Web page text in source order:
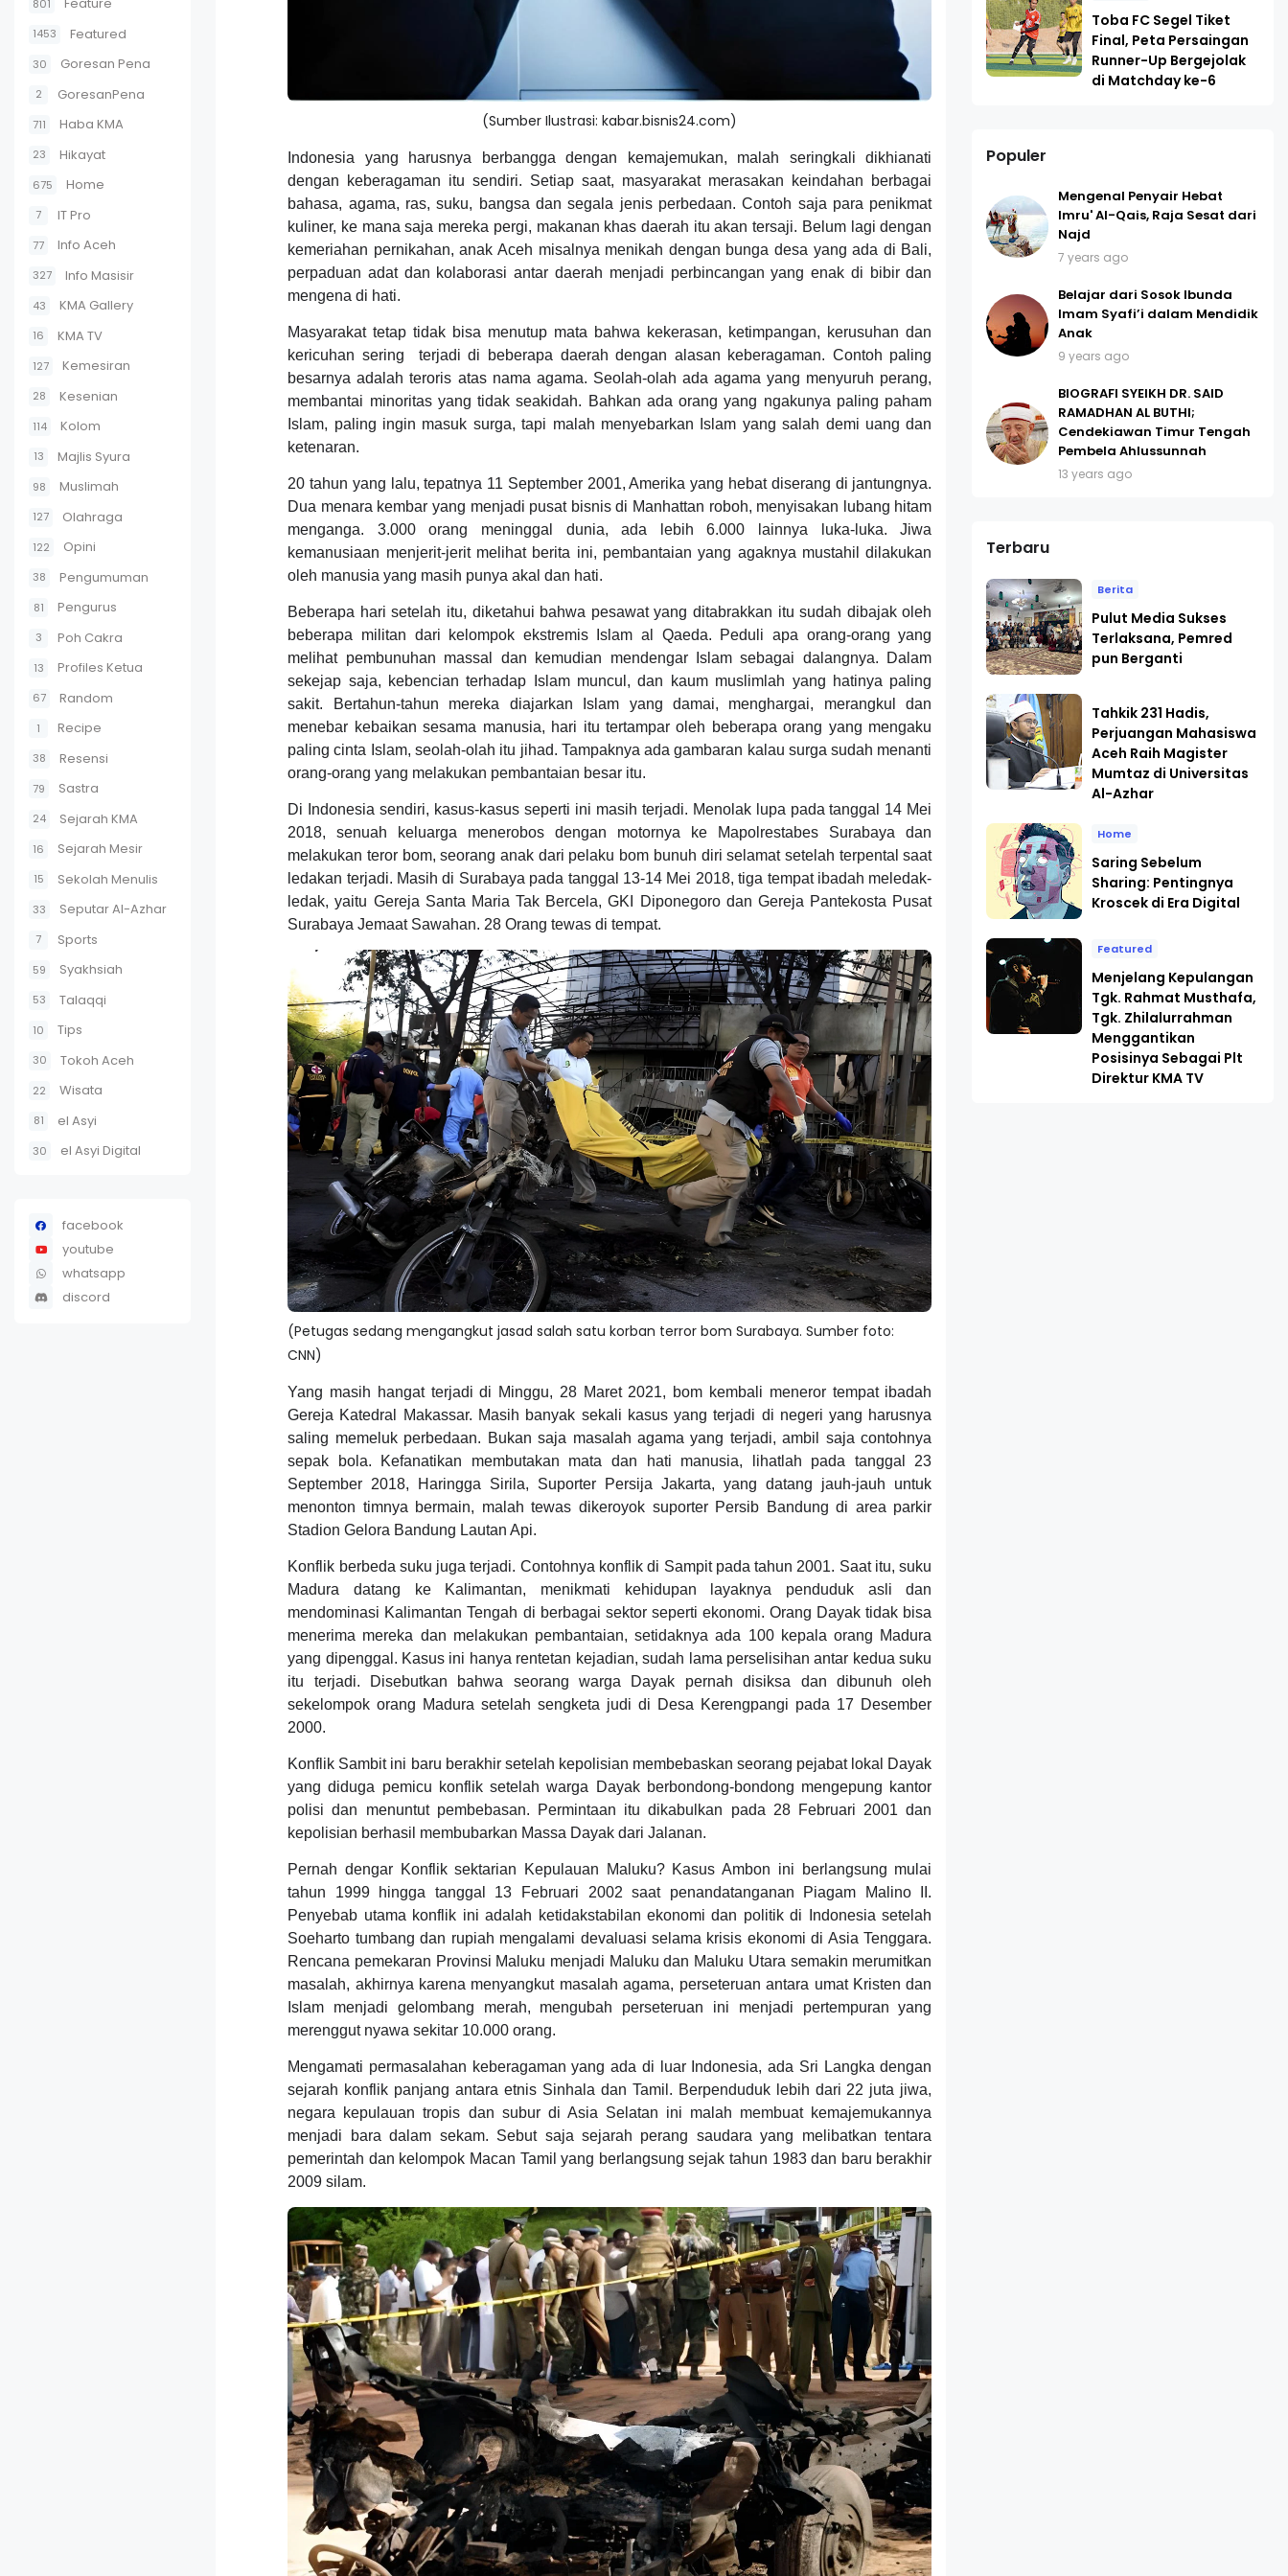
801
1453 Featured
30 Goresan Pena
2 GoresanPena
711 Haba KMA
23 Hikayat
675 Home
7 IT Pro
77 Info Aceh
327 Info Masisir
43 KMA Gallery
16 KMA TV
127 Kemesiran
28 Kesenian
114 Kolom
13 Majlis Syura
98 Muslimah
127 Olahraga
122 Opini
38 Pengumuman
81 Pengurus
3 Poh Cakra
13 Profiles Ketua
67 Random
1 Recipe
38 Resensi
79 Sastra
24 Sejarah KMA
16 Sejarah Mesir
15 Sekolah Menulis
33 Seputar Al-Azhar
7 Sports
59 Syakhsiah
53 Talaqqi
10 Tips
30 Tokoh Aceh
22 Wisata
81 el Asyi
30 el Asyi Digital
facebook
youtube
whatsapp
discord
(Sumber Ilustrasi: kabar.bisnis24.com)
Indonesia yang harusnya berbangga dengan kemajemukan, malah seringkali dikhianati
dengan keberagaman itu sendiri. Setiap saat, masyarakat merasakan keindahan berbagai
bahasa, agama, ras, suku, bangsa dan segala jenis perbedaan. Contoh saja para penikmat
kuliner, ke mana saja mereka pergi, makanan khas daerah itu akan tersaji. Belum lagi dengan
kemeriahan pernikahan, anak Aceh misalnya menikah dengan bunga desa yang ada di Bali,
perpaduan adat dan kolaborasi antar daerah menjadi perbincangan yang enak di bibir dan
mengena di hati.
Masyarakat tetap tidak bisa menutup mata bahwa kekerasan, ketimpangan, kerusuhan dan
kericuhan sering
terjadi di beberapa daerah dengan alasan keberagaman. Contoh paling
besarnya adalah teroris atas nama agama. Seolah-olah ada agama yang menyuruh perang,
membantai minoritas yang tidak seakidah. Bahkan ada orang yang ngakunya paling paham
Islam, paling ingin masuk surga, tapi malah menyebarkan Islam yang salah demi uang dan
ketenaran.
20 tahun yang lalu, tepatnya 11 September 2001, Amerika yang hebat diserang di jantungnya.
Dua menara kembar yang menjadi pusat bisnis di Manhattan roboh, menyisakan lubang hitam
menganga. 3.000 orang meninggal dunia, ada lebih 6.000 lainnya luka-luka. Jiwa
kemanusiaan menjerit-jerit melihat berita ini, pembantaian yang agaknya mustahil dilakukan
oleh manusia yang masih punya akal dan hati.
Beberapa hari setelah itu, diketahui bahwa pesawat yang ditabrakkan itu sudah dibajak oleh
beberapa militan dari kelompok ekstremis Islam al Qaeda. Peduli apa orang-orang yang
melihat pembunuhan massal dan kemudian mendengar Islam sebagai dalangnya. Dalam
sekejap saja, kebencian terhadap Islam muncul, dan kaum muslimlah yang hatinya paling
sakit. Bertahun-tahun mereka diajarkan Islam yang damai, menghargai, merangkul dan
menebar kebaikan sesama manusia, hari itu tertampar oleh beberapa orang yang mengaku
paling cinta Islam, seolah-olah itu jihad. Tampaknya ada gambaran kalau surga sudah menanti
orang-orang yang melakukan pembantaian besar itu.
Di Indonesia sendiri, kasus-kasus seperti ini masih terjadi. Menolak lupa pada tanggal 14 Mei
2018, senuah keluarga menerobos dengan motornya ke Mapolrestabes Surabaya dan
melakukan teror bom, seorang anak dari pelaku bom bunuh diri selamat setelah terpental saat
ledakan terjadi. Masih di Surabaya pada tanggal 13-14 Mei 2018, tiga tempat ibadah meledak-
ledak, yaitu Gereja Santa Maria Tak Bercela, GKI Diponegoro dan Gereja Pantekosta Pusat
Surabaya Jemaat Sawahan. 28 Orang tewas di tempat.
(Petugas sedang mengangkut jasad salah satu korban terror bom Surabaya. Sumber foto:
CNN)
Yang masih hangat terjadi di Minggu, 28 Maret 2021, bom kembali meneror tempat ibadah
Gereja Katedral Makassar. Masih banyak sekali kasus yang terjadi di negeri yang harusnya
saling memeluk perbedaan. Bukan saja masalah agama yang terjadi, ambil saja contohnya
sepak bola. Kefanatikan membutakan mata dan hati manusia, lihatlah pada tanggal 23
September 2018, Haringga Sirila, Suporter Persija Jakarta, yang datang jauh-jauh untuk
menonton timnya bermain, malah tewas dikeroyok suporter Persib Bandung di area parkir
Stadion Gelora Bandung Lautan Api.
Konflik berbeda suku juga terjadi. Contohnya konflik di Sampit pada tahun 2001. Saat itu, suku
Madura datang ke Kalimantan, menikmati kehidupan layaknya penduduk asli dan
mendominasi Kalimantan Tengah di berbagai sektor seperti ekonomi. Orang Dayak tidak bisa
menerima mereka dan melakukan pembantaian, setidaknya ada 100 kepala orang Madura
yang dipenggal. Kasus ini hanya rentetan kejadian, sudah lama perselisihan antar kedua suku
itu terjadi. Disebutkan bahwa seorang warga Dayak pernah disiksa dan dibunuh oleh
sekelompok orang Madura setelah sengketa judi di Desa Kerengpangi pada 17 Desember
2000.
Konflik Sambit ini baru berakhir setelah kepolisian membebaskan seorang pejabat lokal Dayak
yang diduga pemicu konflik setelah warga Dayak berbondong-bondong mengepung kantor
polisi dan menuntut pembebasan. Permintaan itu dikabulkan pada 28 Februari 2001 dan
kepolisian berhasil membubarkan Massa Dayak dari Jalanan.
Pernah dengar Konflik sektarian Kepulauan Maluku? Kasus Ambon ini berlangsung mulai
tahun 1999 hingga tanggal 13 Februari 2002 saat penandatanganan Piagam Malino II.
Penyebab utama konflik ini adalah ketidakstabilan ekonomi dan politik di Indonesia setelah
Soeharto tumbang dan rupiah mengalami devaluasi selama krisis ekonomi di Asia Tenggara.
Rencana pemekaran Provinsi Maluku menjadi Maluku dan Maluku Utara semakin merumitkan
masalah, akhirnya karena menyangkut masalah agama, perseteruan antara umat Kristen dan
Islam menjadi gelombang merah, mengubah perseteruan ini menjadi pertempuran yang
merenggut nyawa sekitar 10.000 orang.
Mengamati permasalahan keberagaman yang ada di luar Indonesia, ada Sri Langka dengan
sejarah konflik panjang antara etnis Sinhala dan Tamil. Berpenduduk lebih dari 22 juta jiwa,
negara kepulauan tropis dan subur di Asia Selatan ini malah membuat kemajemukannya
menjadi bara dalam sekam. Sebut saja sejarah perang saudara yang melibatkan tentara
pemerintah dan kelompok Macan Tamil yang berlangsung sejak tahun 1983 dan baru berakhir
2009 silam.
Toba FC Segel Tiket
Final, Peta Persaingan
Runner-Up Bergejolak
di Matchday ke-6
Populer
Mengenal Penyair Hebat
Imru' Al-Qais, Raja Sesat dari
Najd
7 years ago
Belajar dari Sosok Ibunda
Imam Syafi’i dalam Mendidik
Anak
9 years ago
BIOGRAFI SYEIKH DR. SAID
RAMADHAN AL BUTHI;
Cendekiawan Timur Tengah
Pembela Ahlussunnah
13 years ago
Terbaru
Berita
Pulut Media Sukses
Terlaksana, Pemred
pun Berganti
Tahkik 231 Hadis,
Perjuangan Mahasiswa
Aceh Raih Magister
Mumtaz di Universitas
Al-Azhar
Home
Saring Sebelum
Sharing: Pentingnya
Kroscek di Era Digital
Featured
Menjelang Kepulangan
Tgk. Rahmat Musthafa,
Tgk. Zhilalurrahman
Menggantikan
Posisinya Sebagai Plt
Direktur KMA TV